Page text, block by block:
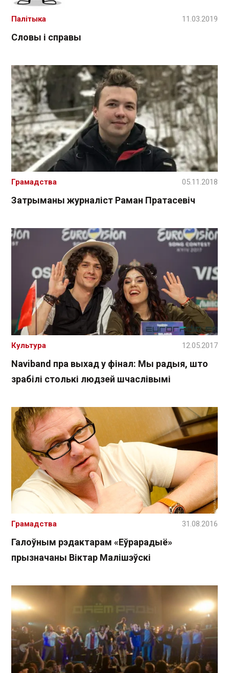
Словы і справы
Палітыка 11.03.2019
Затрыманы журналіст Раман Пратасевіч
Грамадства 05.11.2018
Naviband пра выхад у фінал: Мы радыя, што
зрабілі столькі людзей шчаслівымі
Культура 12.05.2017
Галоўным рэдактарам «Еўрарадыё»
прызначаны Віктар Малішэўскі
Грамадства 31.08.2016